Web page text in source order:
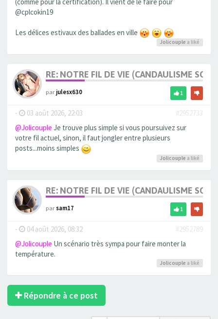
@cplcokin19
Les délices estivaux des ballades en ville
Jolicouple a liké
RE: NOTRE FIL DE VIE (CANDAULISME
parjulesx630 1
- 03 août 2026, 22:03
#2952733
@Jolicouple Je trouve plus simple si vous poursuivez sur
votre fil actuel, sinon, il faut jongler entre plusieurs
posts...moins simples
Jolicouple a liké
RE: NOTRE FIL DE VIE (CANDAULISME
parsam17 1
- 04 août 2026, 08:32
#2952789
@Jolicouple Un scénario très sympa pour faire monter la
température.
Jolicouple a liké
Répondre à ce post